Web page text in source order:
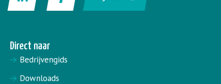
Direct naar
Bedrijvengids
Downloads